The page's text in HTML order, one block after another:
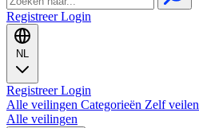
RegistreerLogin
NL
RegistreerLogin
Alle veilingen Categorieën Zelf veilen
Alle veilingen